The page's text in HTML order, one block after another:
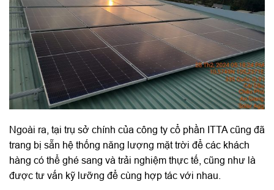
Ngoài ra, tại trụ sở chính của công ty cổ phần ITTA cũng đã
trang bị sẵn hệ thống năng lượng mặt trời để các khách
hàng có thể ghé sang và trải nghiệm thực tế, cũng như là
được tư vấn kỹ lưỡng để cùng hợp tác với nhau.